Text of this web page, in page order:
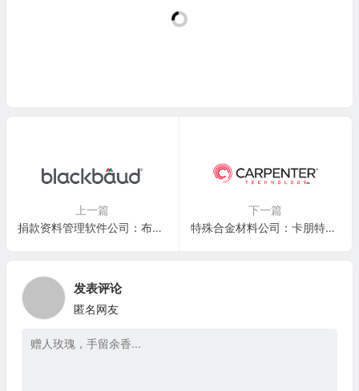
上一篇
捐款资料管理软件公司：布莱克波特科技 Blackbaud, Inc.(BLKB)
下一篇
特殊合金材料公司：卡朋特科技 Carpenter Technology Corporation(CRS)
发表评论
匿名网友